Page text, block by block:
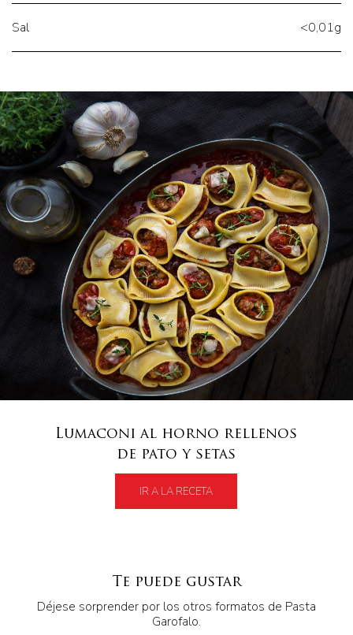
Sal <0,01g
Lumaconi al horno rellenos
de pato y setas
IR A LA RECETA
Te puede gustar
Déjese sorprender por los otros formatos de Pasta
Garofalo.